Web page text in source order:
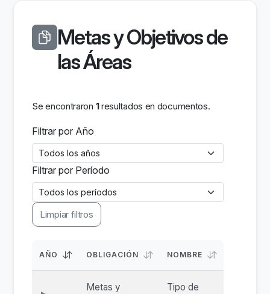
Metas y Objetivos de
las Áreas
Se encontraron 1resultados en documentos.
Filtrar por Año
Filtrar por Período
Limpiar filtros
AÑO OBLIGACIÓN NOMBRE
Metas y
Tipo de